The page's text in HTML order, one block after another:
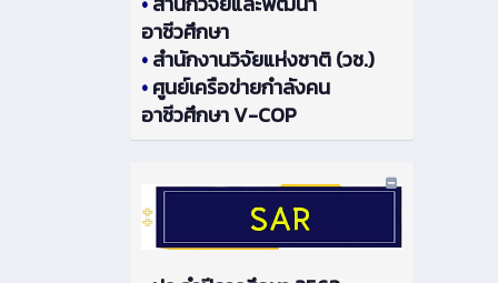
อาชีวศึกษา
•สำนักงานวิจัยแห่งชาติ (วช.)
•ศูนย์เครือข่ายกำลังคน
อาชีวศึกษา V-COP